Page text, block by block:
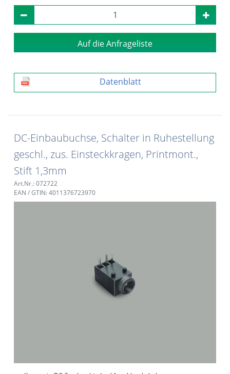
Auf die Anfrageliste
Datenblatt
DC-Einbaubuchse, Schalter in Ruhestellung
geschl., zus. Einsteckkragen, Printmont.,
Stift 1,3mm
Art.Nr.: 072722
EAN / GTIN: 4011376723970